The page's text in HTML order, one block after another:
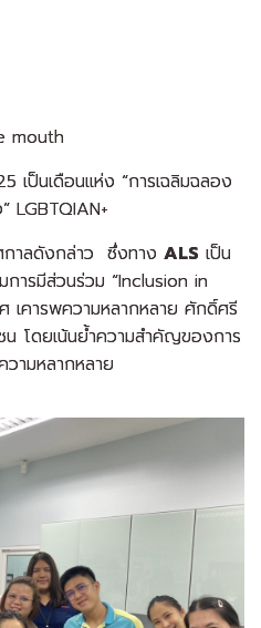
mouth
เป็นเดือนแห่ง “การเฉลิมฉลอง
LGBTQIAN+
กาลดังกล่าว ซึ่งทาง ALS เป็น
การมีส่วนร่วม “Inclusion in
เคารพความหลากหลาย ศักดิ์ศรี
น โดยเน้นย้ำความสำคัญของการ
ามหลากหลาย